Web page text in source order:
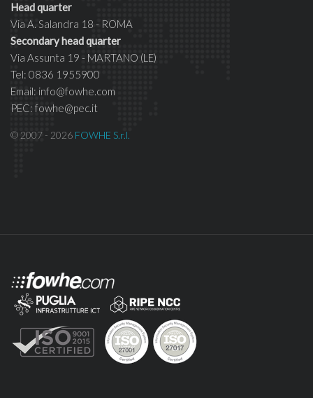
Head quarter
Via A. Salandra 18 - ROMA
Secondary head quarter
Via Assunta 19 - MARTANO (LE)
Tel: 0836 1955900
Email: info@fowhe.com
PEC: fowhe@pec.it
© 2007 - 2026 FOWHE S.r.l.